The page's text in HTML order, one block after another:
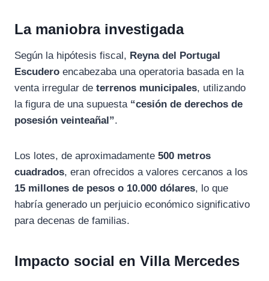
La maniobra investigada
Según la hipótesis fiscal, Reyna del Portugal
Escudero encabezaba una operatoria basada en la
venta irregular de terrenos municipales, utilizando
la figura de una supuesta “cesión de derechos de
posesión veinteañal”.
Los lotes, de aproximadamente 500 metros
cuadrados, eran ofrecidos a valores cercanos a los
15 millones de pesos o 10.000 dólares, lo que
habría generado un perjuicio económico significativo
para decenas de familias.
Impacto social en Villa Mercedes